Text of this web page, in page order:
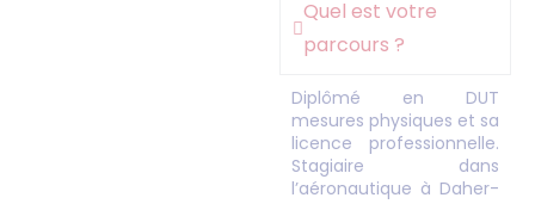
Quel est votre
parcours ?
Diplômé en DUT
mesures physiques et sa
licence professionnelle.
Stagiaire dans
l’aéronautique à Daher-